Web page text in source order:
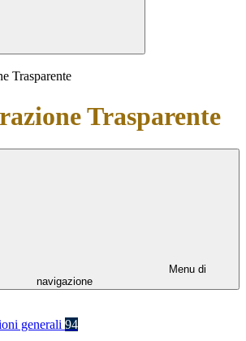
Trasparente
Trasparente
Menu di
navigazione
generali 94